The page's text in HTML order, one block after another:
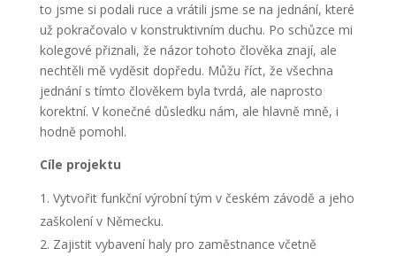
to jsme si podali ruce a vrátili jsme se na jednání, které
už pokračovalo v konstruktivním duchu. Po schůzce mi
kolegové přiznali, že názor tohoto člověka znají, ale
nechtěli mě vyděsit dopředu. Můžu říct, že všechna
jednání s tímto člověkem byla tvrdá, ale naprosto
korektní. V konečné důsledku nám, ale hlavně mně, i
hodně pomohl.
Cíle projektu
Vytvořit funkční výrobní tým v českém závodě a jeho
zaškolení v Německu.
Zajistit vybavení haly pro zaměstnance včetně